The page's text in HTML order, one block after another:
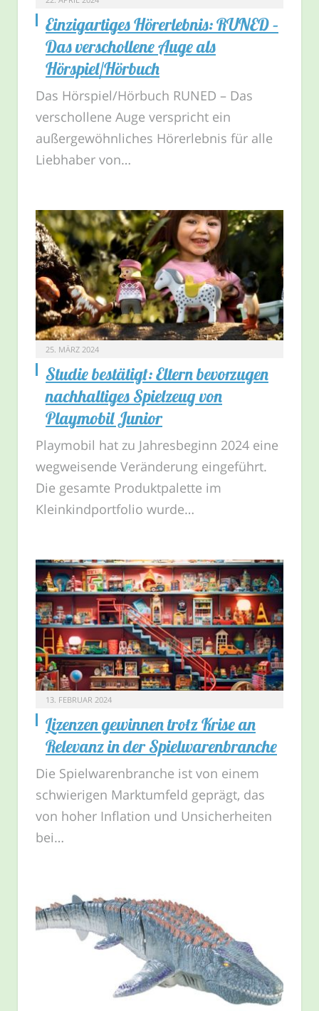
Einzigartiges Hörerlebnis: RUNED –
Das verschollene Auge als
Hörspiel/Hörbuch
Das Hörspiel/Hörbuch RUNED – Das
verschollene Auge verspricht ein
außergewöhnliches Hörerlebnis für alle
Liebhaber von…
25. MÄRZ 2024
Studie bestätigt: Eltern bevorzugen
nachhaltiges Spielzeug von
Playmobil Junior
Playmobil hat zu Jahresbeginn 2024 eine
wegweisende Veränderung eingeführt.
Die gesamte Produktpalette im
Kleinkindportfolio wurde…
13. FEBRUAR 2024
Lizenzen gewinnen trotz Krise an
Relevanz in der Spielwarenbranche
Die Spielwarenbranche ist von einem
schwierigen Marktumfeld geprägt, das
von hoher Inflation und Unsicherheiten
bei…